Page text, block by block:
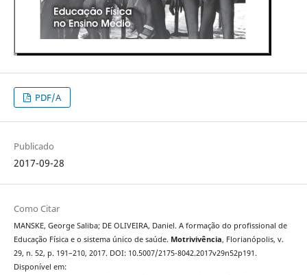
PDF/A
Publicado
2017-09-28
Como Citar
MANSKE, George Saliba; DE OLIVEIRA, Daniel. A formação do profissional de
Educação Física e o sistema único de saúde. Motrivivência, Florianópolis, v.
29, n. 52, p. 191–210, 2017. DOI: 10.5007/2175-8042.2017v29n52p191.
Disponível em: